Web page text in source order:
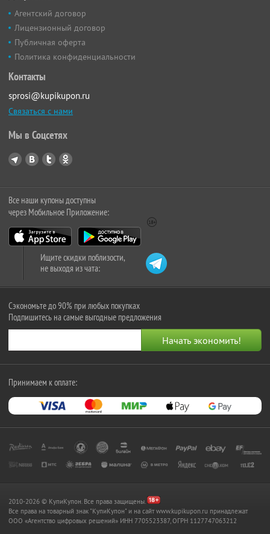
Агентский договор
Лицензионный договор
Публичная оферта
Политика конфиденциальности
Контакты
sprosi@kupikupon.ru
Связаться с нами
Мы в Соцсетях
Все наши купоны доступны
через Мобильное Приложение:
Ищите скидки поблизости,
не выходя из чата:
Сэкономьте до 90% при любых покупках
Подпишитесь на самые выгодные предложения
Принимаем к оплате:
2010-2026 © КупиКупон. Все права защищены.
Все права на товарный знак "КупиКупон" и на сайт www.kupikupon.ru принадлежат
OOO «Агентство цифровых решений» ИНН 7705523387, ОГРН 1127747063212